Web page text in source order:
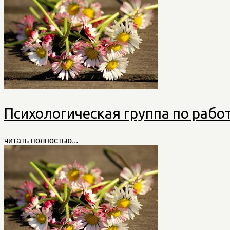
Психологическая группа по
читать полностью...